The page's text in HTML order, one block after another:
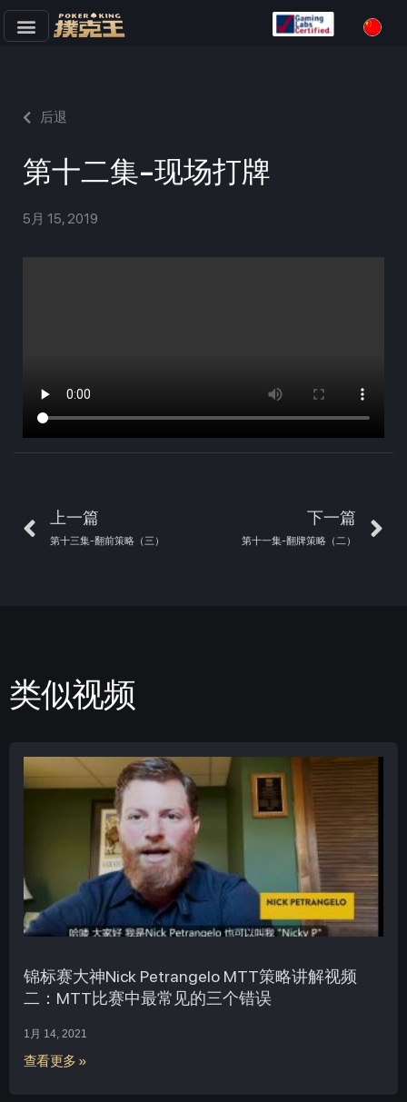
文
后退
第十二集-现场打牌
5月 15, 2019
上一篇
第十三集-翻前策略（三）
下一篇
第十一集-翻牌策略（二）
类似视频
锦标赛大神Nick Petrangelo MTT策略讲解视频
二：MTT比赛中最常见的三个错误
1月 14, 2021
查看更多 »